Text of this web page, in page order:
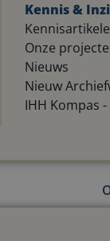
Kennis &
Onze
Nieuws
Nieuw
IHH Kompas